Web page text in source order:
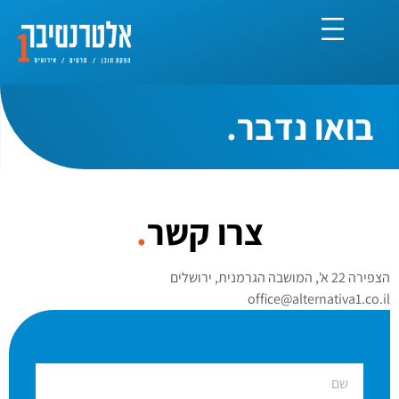
בואו נדבר.
צרו קשר.
הצפירה 22 א', המושבה הגרמנית, ירושלים
office@alternativa1.co.il